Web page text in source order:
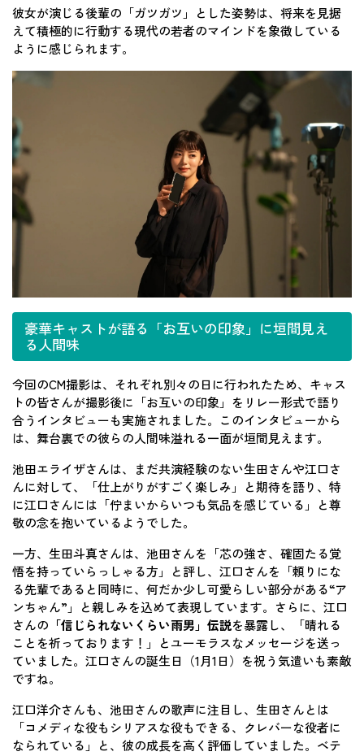
彼女が演じる後輩の「ガツガツ」とした姿勢は、将来を見据
えて積極的に行動する現代の若者のマインドを象徴している
ように感じられます。
豪華キャストが語る「お互いの印象」に垣間見え
る人間味
今回のCM撮影は、それぞれ別々の日に行われたため、キャス
トの皆さんが撮影後に「お互いの印象」をリレー形式で語り
合うインタビューも実施されました。このインタビューから
は、舞台裏での彼らの人間味溢れる一面が垣間見えます。
池田エライザさんは、まだ共演経験のない生田さんや江口さ
んに対して、「仕上がりがすごく楽しみ」と期待を語り、特
に江口さんには「佇まいからいつも気品を感じている」と尊
敬の念を抱いているようでした。
一方、生田斗真さんは、池田さんを「芯の強さ、確固たる覚
悟を持っていらっしゃる方」と評し、江口さんを「頼りにな
る先輩であると同時に、何だか少し可愛らしい部分がある“ア
ンちゃん”」と親しみを込めて表現しています。さらに、江口
さんの 「信じられないくらい雨男」伝説を暴露し、「晴れる
ことを祈っております！」とユーモラスなメッセージを送っ
ていました。江口さんの誕生日（1月1日）を祝う気遣いも素敵
ですね。
江口洋介さんも、池田さんの歌声に注目し、生田さんとは
「コメディな役もシリアスな役もできる、クレバーな役者に
なられている」と、彼の成長を高く評価していました。ベテ